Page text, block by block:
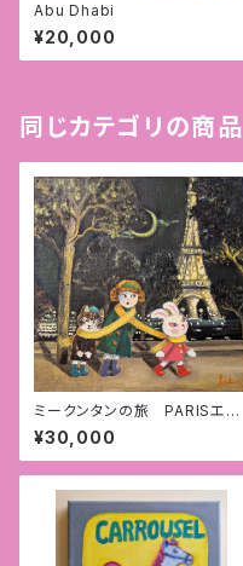
Abu Dhabi
¥20,000
同じカテゴリの商品
ミークンタンの旅 PARISエッ
フェル塔 シャンパンフラッシュ
¥30,000